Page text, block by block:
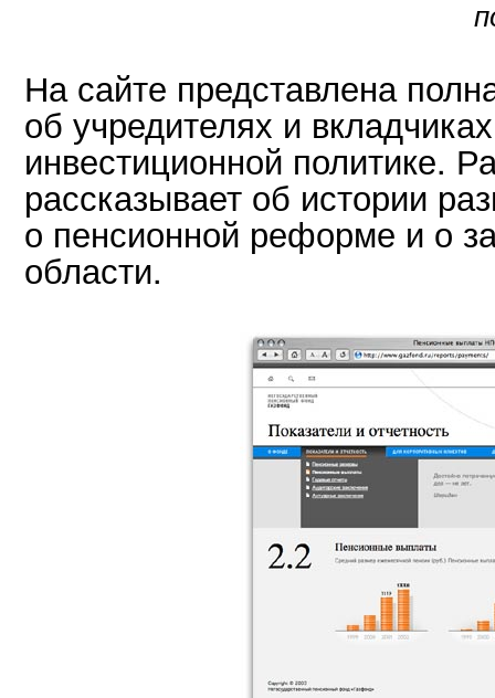
На сайте представлена
об учредителях и
инвестиционной политике.
рассказывает об истории
о пенсионной реформе и о
области.